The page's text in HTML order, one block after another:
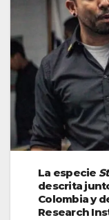
La especie
descrita
Colombia y
Research